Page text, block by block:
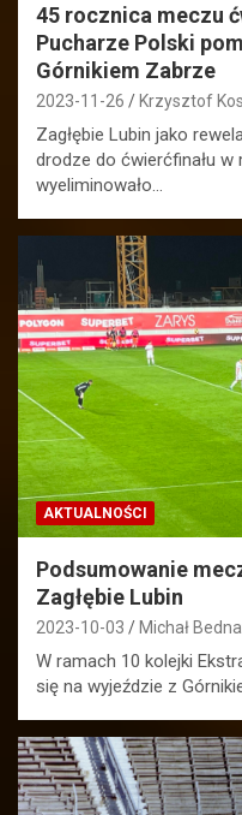
45 rocznica meczu
Pucharze Polski
Górnikiem Zabrze
2023-11-26 Krzysztof
Zagłębie Lubin jako
drodze do ćwierćfinału
wyeliminowało…
AKTUALNOŚCI
Podsumowanie
Zagłębie Lubin
2023-10-03 Michał
W ramach 10 kolejki
się na wyjeździe z